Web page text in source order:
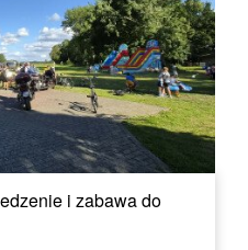
i zabawa do